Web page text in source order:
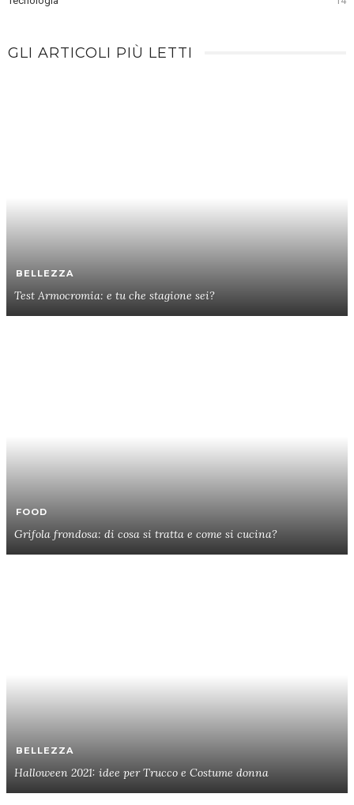
GLI ARTICOLI PIÙ LETTI
BELLEZZA
Test Armocromia: e tu che stagione sei?
FOOD
Grifola frondosa: di cosa si tratta e come si cucina?
BELLEZZA
Halloween 2021: idee per Trucco e Costume donna